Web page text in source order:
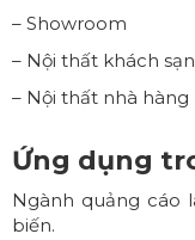
– Showroom
– Nội thất khách sạn
– Nội thất nhà hàng
Ứng dụng
Ngành quảng cáo
biến.